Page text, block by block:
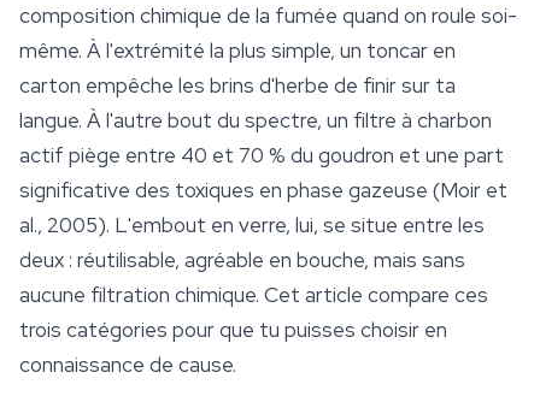
composition chimique de la fumée quand on roule soi-
même. À l'extrémité la plus simple, un toncar en
carton empêche les brins d'herbe de finir sur ta
langue. À l'autre bout du spectre, un filtre à charbon
actif piège entre 40 et 70 % du goudron et une part
significative des toxiques en phase gazeuse (Moir et
al., 2005). L'embout en verre, lui, se situe entre les
deux : réutilisable, agréable en bouche, mais sans
aucune filtration chimique. Cet article compare ces
trois catégories pour que tu puisses choisir en
connaissance de cause.